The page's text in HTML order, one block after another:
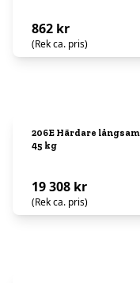
862 kr
(Rek ca. pris)
206E Härdare långsam
45 kg
19 308 kr
(Rek ca. pris)